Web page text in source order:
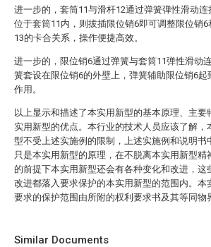
进一步的，套筒11与滑杆12通过弹簧弹性滑动连
位于套筒11内，则拔插限位销6即可调整限位销6
13的卡合关系，操作便捷高效。
进一步的，限位销6通过弹簧与套筒11弹性滑动
簧套设在限位销6的外壁上，弹簧辅助限位销6起
作用。
以上显示和描述了本实用新型的基本原理、主要
实用新型的优点。本行业的技术人员应该了解，
型不受上述实施例的限制，上述实施例和说明书
只是本实用新型的原理，在不脱离本实用新型精
的前提下本实用新型还会有各种变化和改进，这
改进都落入要求保护的本实用新型的范围内。本
要求的保护范围由所附的权利要求书及其等同物
Similar Documents